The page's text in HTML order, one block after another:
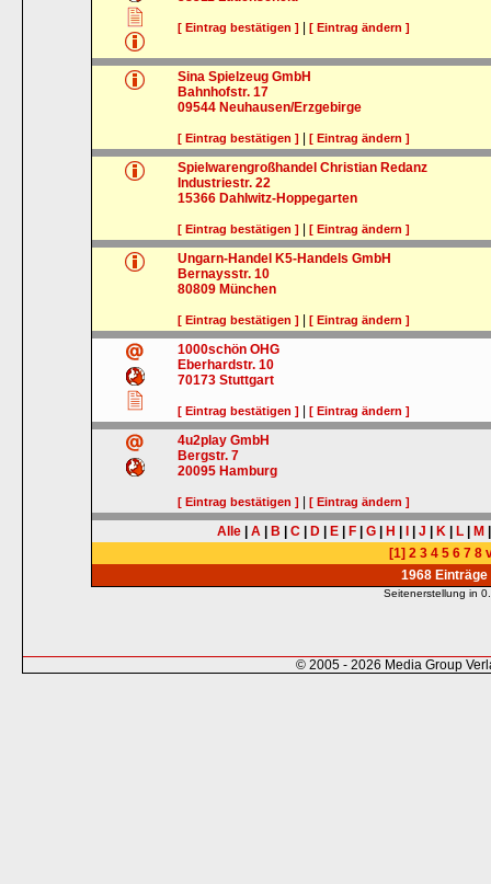
[ Eintrag bestätigen ] |[ Eintrag ändern ]
Sina Spielzeug GmbH
Bahnhofstr. 17
09544 Neuhausen/Erzgebirge
[ Eintrag bestätigen ] |[ Eintrag ändern ]
Spielwarengroßhandel Christian Redanz
Industriestr. 22
15366 Dahlwitz-Hoppegarten
[ Eintrag bestätigen ] |[ Eintrag ändern ]
Ungarn-Handel K5-Handels GmbH
Bernaysstr. 10
80809 München
[ Eintrag bestätigen ] |[ Eintrag ändern ]
1000schön OHG
Eberhardstr. 10
70173 Stuttgart
[ Eintrag bestätigen ] |[ Eintrag ändern ]
4u2play GmbH
Bergstr. 7
20095 Hamburg
[ Eintrag bestätigen ] |[ Eintrag ändern ]
Alle A B C D E F G H J K L M
[1] 2 3 4 5 6 7 8
1968 Einträge
Seitenerstellung in
© 2005 - 2026 Media Group